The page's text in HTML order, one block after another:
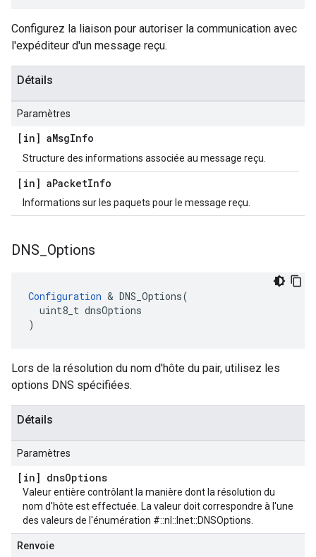
Configurez la liaison pour autoriser la communication avec
l'expéditeur d'un message reçu.
Détails
Paramètres
[in] aMsgInfo
Structure des informations associée au message reçu.
[in] aPacketInfo
Informations sur les paquets pour le message reçu.
DNS Options
Configuration & DNS_Options(
  uint8_t dnsOptions
)
Lors de la résolution du nom d'hôte du pair, utilisez les
options DNS spécifiées.
Détails
Paramètres
[in] dnsOptions
Valeur entière contrôlant la manière dont la résolution du
nom d'hôte est effectuée. La valeur doit correspondre à l'une
des valeurs de l'énumération #::nl::Inet::DNSOptions.
Renvoie